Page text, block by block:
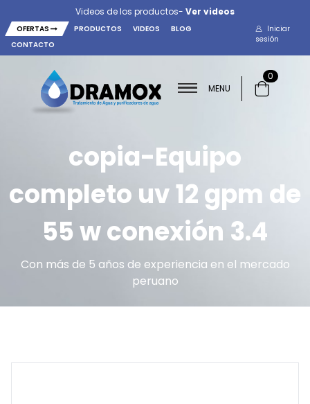
Videos de los productos- Ver videos
OFERTAS PRODUCTOS VIDEOS
BLOG
CONTACTO
Iniciar
sesión
MENU
0
copia-Equipo
completo uv 12 gpm de
55 w conexión 3.4
Con más de 5 años de experiencia en el mercado
peruano